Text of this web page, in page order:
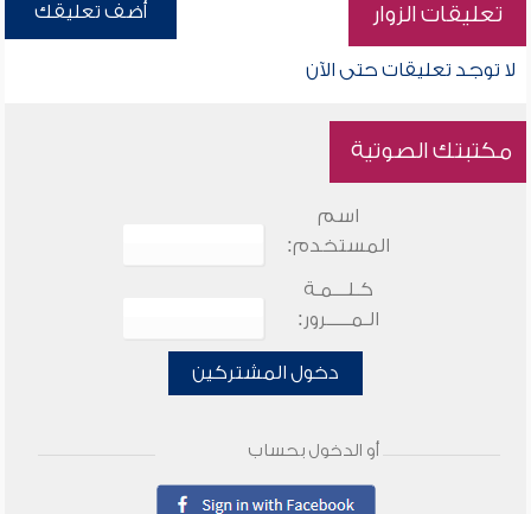
تعليقات الزوار أضف تعليقك
لا توجد تعليقات حتى الآن
مكتبتك الصوتية
اسم
المستخدم:
كـلـــمـة
الـمـــــرور:
دخول المشتركين
أو الدخول بحساب